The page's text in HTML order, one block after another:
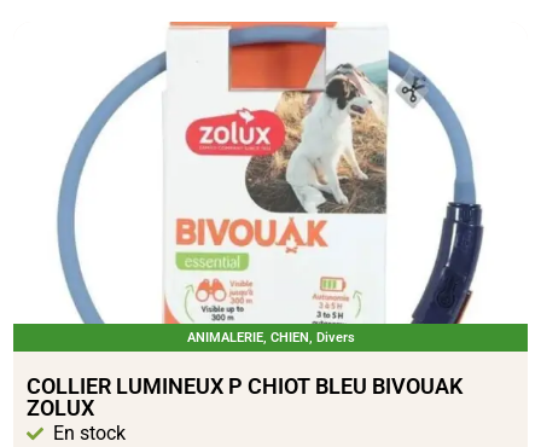
ANIMALERIE, CHIEN, Divers
COLLIER LUMINEUX P CHIOT BLEU BIVOUAK
ZOLUX
En stock